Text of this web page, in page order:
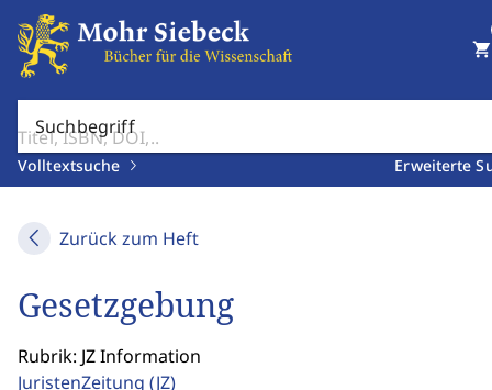
Suchbegriff
Volltextsuche Erweiterte
shopping_cart
Zurück zum Heft
Gesetzgebung
Rubrik: JZ Information
JuristenZeitung (JZ)